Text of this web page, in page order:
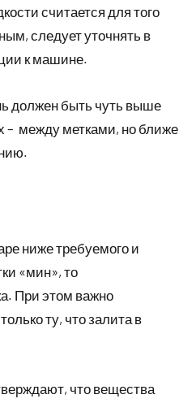
считается для того
следует уточнять в
к машине.
должен быть чуть выше
– между метками, но ближе
ниже требуемого и
«мин», то
При этом важно
ту, что залита в
что вещества